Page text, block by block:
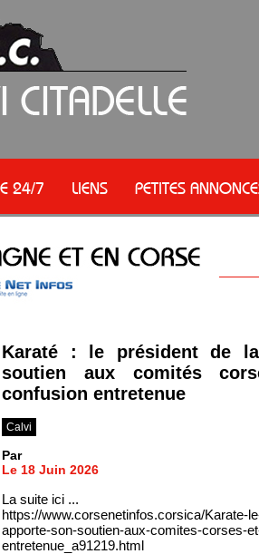
24/7 LIENS PETITES
Karaté : le président de
soutien aux comités
confusion entretenue
Calvi
Par
Le 18 Juin 2026
La suite ici ...
https://www.corsenetinfos.corsica/Karate-
apporte-son-soutien-aux-comites-corses-
entretenue_a91219.html